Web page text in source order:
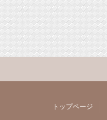
トップページ